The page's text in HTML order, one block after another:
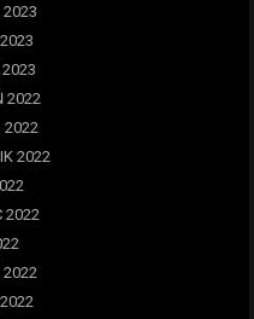
2023
2023
2022
2022
2022
2022
2022